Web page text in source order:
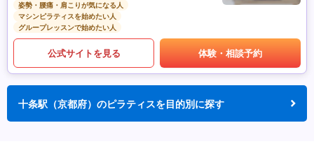
姿勢・腰痛・肩こりが気になる人
マシンピラティスを始めたい人
グループレッスンで始めたい人
公式サイトを見る 体験・相談予約
十条駅（京都府）のピラティスを目的別に探す